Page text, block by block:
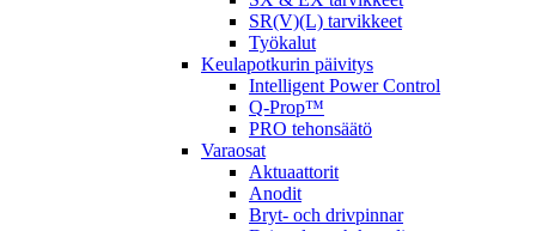
SR(V)(L) tarvikkeet
Työkalut
Keulapotkurin päivitys
Intelligent Power Control
Q-Prop™
PRO tehonsäätö
Varaosat
Aktuaattorit
Anodit
Bryt- och drivpinnar